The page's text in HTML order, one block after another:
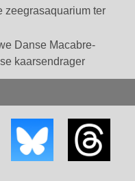
zeegrasaquarium ter
Danse Macabre-
kaarsendrager